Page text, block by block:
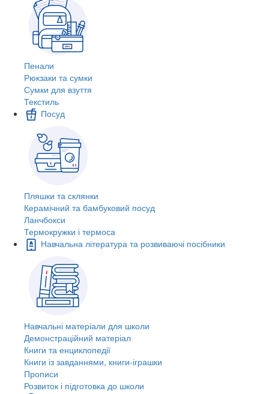
Пенали
Рюкзаки та сумки
Сумки для взуття
Текстиль
Посуд
Пляшки та склянки
Керамічний та бамбуковий посуд
Ланчбокси
Термокружки і термоса
Навчальна література та розвиваючі посібники
Навчальні матеріали для школи
Демонстраційний матеріал
Книги та енциклопедії
Книги із завданнями, книги-іграшки
Прописи
Розвиток і підготовка до школи